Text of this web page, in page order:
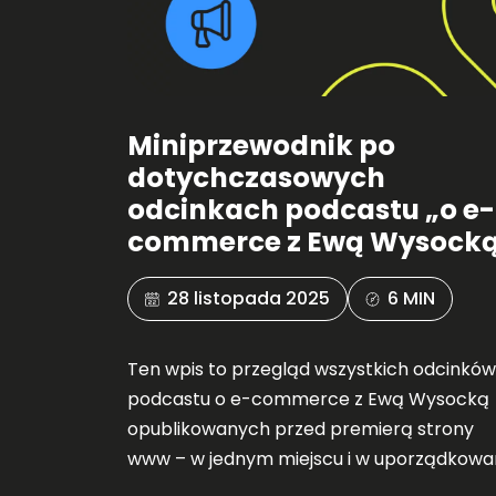
Miniprzewodnik po
dotychczasowych
odcinkach podcastu „o e-
commerce z Ewą
28 listopada 2025 6 MIN
Ten wpis to przegląd wszystkich odcinków
podcastu o e-commerce z Ewą Wysocką
opublikowanych przed premierą strony
www – w jednym miejscu i w